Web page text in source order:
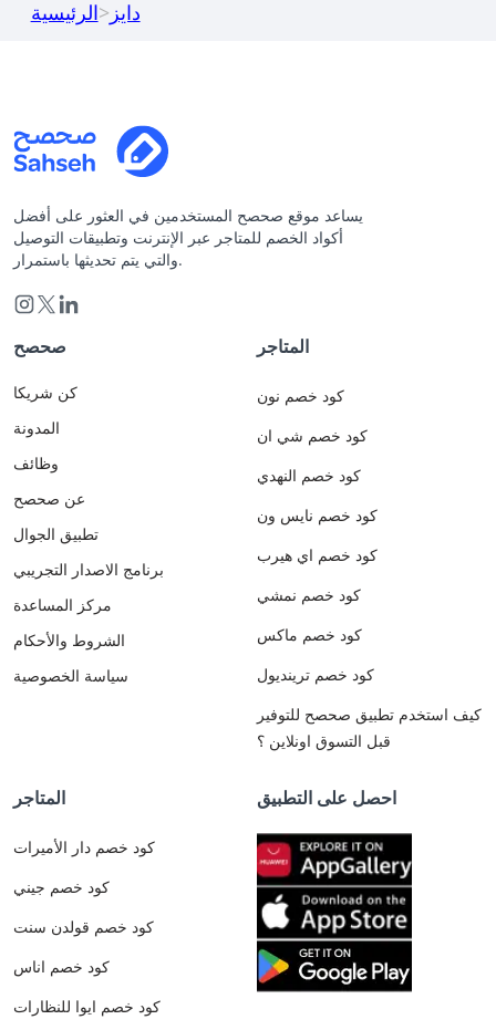
الرئيسية> دايز
يساعد موقع صحصح المستخدمين في العثور على أفضل
أكواد الخصم للمتاجر عبر الإنترنت وتطبيقات التوصيل
والتي يتم تحديثها باستمرار.
صحصح
كن شريكا
المدونة
وظائف
عن صحصح
تطبيق الجوال
برنامج الاصدار التجريبي
مركز المساعدة
الشروط والأحكام
سياسة الخصوصية
المتاجر
كود خصم نون
كود خصم شي ان
كود خصم النهدي
كود خصم نايس ون
كود خصم اي هيرب
كود خصم نمشي
كود خصم ماكس
كود خصم ترينديول
كيف استخدم تطبيق صحصح للتوفير
قبل التسوق اونلاين ؟
المتاجر
كود خصم دار الأميرات
كود خصم جيني
كود خصم قولدن سنت
كود خصم اناس
كود خصم ايوا للنظارات
احصل على التطبيق